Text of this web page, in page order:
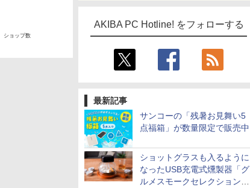
AKIBA PC Hotline! をフォローする
最新記事
サンコーの「残暑お見舞い5
点福箱」が数量限定で販売中
ショットグラスも入るように
なったUSB充電式燻製器「グ
ルメスモークセレクション
ショップ数